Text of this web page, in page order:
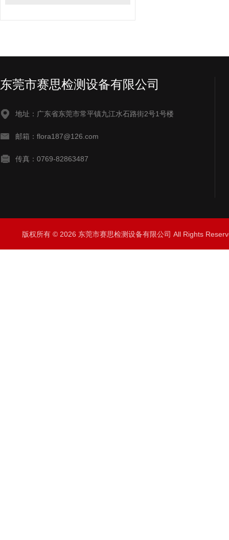
东莞市赛思检测设备有限公司
地址：广东省东莞市常平镇九江水石路街2号1号楼
邮箱：flora187@126.com
传真：0769-82863487
版权所有 © 2026 东莞市赛思检测设备有限公司 All Rights